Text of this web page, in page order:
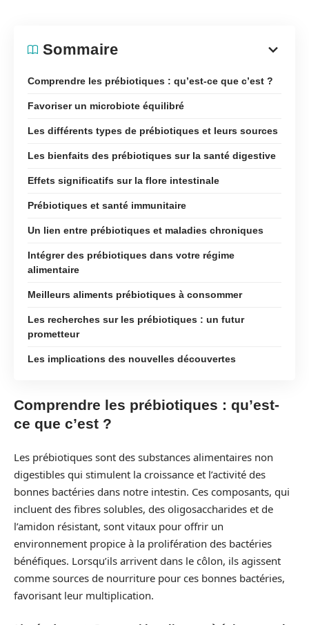
Sommaire
Comprendre les prébiotiques : qu’est-ce que c’est ?
Favoriser un microbiote équilibré
Les différents types de prébiotiques et leurs sources
Les bienfaits des prébiotiques sur la santé digestive
Effets significatifs sur la flore intestinale
Prébiotiques et santé immunitaire
Un lien entre prébiotiques et maladies chroniques
Intégrer des prébiotiques dans votre régime
alimentaire
Meilleurs aliments prébiotiques à consommer
Les recherches sur les prébiotiques : un futur
prometteur
Les implications des nouvelles découvertes
Comprendre les prébiotiques : qu’est-
ce que c’est ?
Les prébiotiques sont des substances alimentaires non
digestibles qui stimulent la croissance et l’activité des
bonnes bactéries dans notre intestin. Ces composants, qui
incluent des fibres solubles, des oligosaccharides et de
l’amidon résistant, sont vitaux pour offrir un
environnement propice à la prolifération des bactéries
bénéfiques. Lorsqu’ils arrivent dans le côlon, ils agissent
comme sources de nourriture pour ces bonnes bactéries,
favorisant leur multiplication.